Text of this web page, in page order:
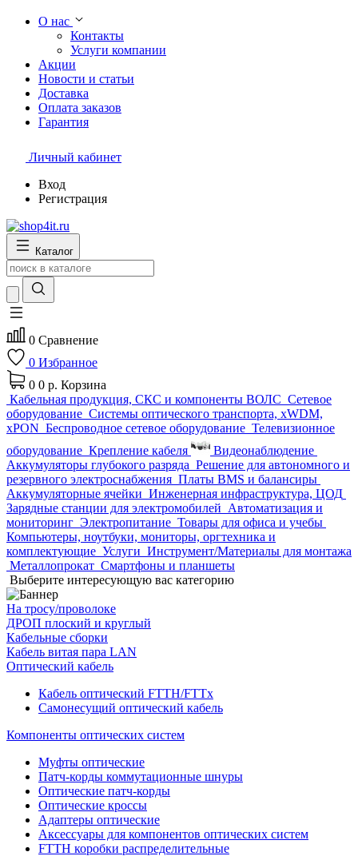
О нас
Контакты
Услуги компании
Акции
Новости и статьи
Доставка
Оплата заказов
Гарантия
Личный кабинет
Вход
Регистрация
Каталог
0 Сравнение
0 Избранное
0 0 р. Корзина
Кабельная продукция, СКС и компоненты ВОЛС Сетевое
оборудование Системы оптического транспорта, xWDM,
xPON Беспроводное сетевое оборудование Телевизионное
оборудование Крепление кабеля
Видеонаблюдение
Аккумуляторы глубокого разряда Решение для автономного и
резервного электроснабжения Платы BMS и балансиры
Аккумуляторные ячейки Инженерная инфраструктура, ЦОД
Зарядные станции для электромобилей Автоматизация и
мониторинг Электропитание Товары для офиса и учебы
Компьютеры, ноутбуки, мониторы, оргтехника и
комплектующие Услуги Инструмент/Материалы для монтажа
Металлопрокат Смартфоны и планшеты
Выберите интересующую вас категорию
На тросу/проволоке
ДРОП плоский и круглый
Кабельные сборки
Кабель витая пара LAN
Оптический кабель
Кабель оптический FTTH/FTTx
Самонесущий оптический кабель
Компоненты оптических систем
Муфты оптические
Патч-корды коммутационные шнуры
Оптические патч-корды
Оптические кроссы
Адаптеры оптические
Аксессуары для компонентов оптических систем
FTTH коробки распределительные